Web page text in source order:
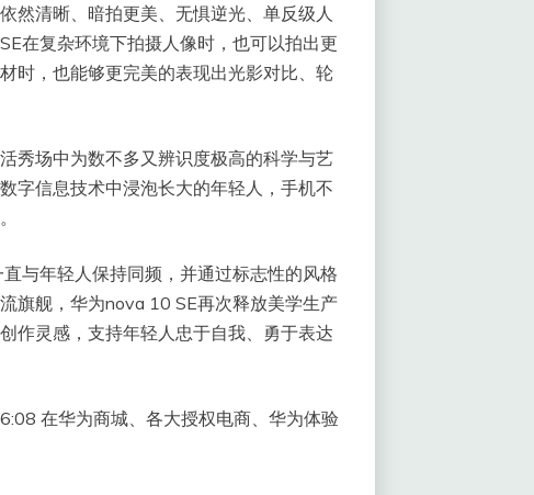
然清晰、暗拍更美、无惧逆光、单反级人
在复杂环境下拍摄人像时，也可以拍出更
时，也能够更完美的表现出光影对比、轮
秀场中为数不多又辨识度极高的科学与艺
字信息技术中浸泡长大的年轻人，手机不
与年轻人保持同频，并通过标志性的风格
旗舰，华为nova 10 SE再次释放美学生产
作灵感，支持年轻人忠于自我、勇于表达
在华为商城、各大授权电商、华为体验